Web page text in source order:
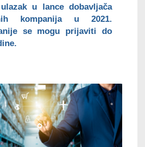
u lance dobavljača
kompanija u 2021.
se mogu prijaviti do